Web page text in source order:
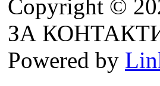
Copyright ©
ЗА КОНТАКТИ:
Powered by